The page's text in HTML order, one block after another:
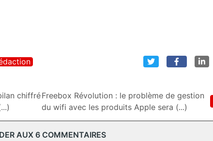
chiffréFreebox Révolution : le problème de gestion
du wifi avec les produits Apple sera (...)
AUX 6 COMMENTAIRES